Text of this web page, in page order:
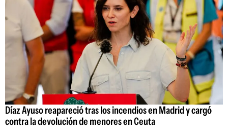
Díaz Ayuso reapareció tras los incendios en Madrid y cargó
contra la devolución de menores en Ceuta